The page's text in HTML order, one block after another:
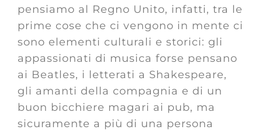
pensiamo al Regno Unito, infatti, tra le
prime cose che ci vengono in mente ci
sono elementi culturali e storici: gli
appassionati di musica forse pensano
ai Beatles, i letterati a Shakespeare,
gli amanti della compagnia e di un
buon bicchiere magari ai pub, ma
sicuramente a più di una persona